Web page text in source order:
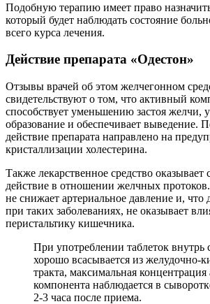
Подобную терапию имеет право
который будет наблюдать состояние
всего курса лечения.
Действие препарата «Одестон»
Отзывы врачей об этом желчегонном
свидетельствуют о том, что активный
способствует уменьшению застоя желчи,
образование и обеспечивает выведение.
действие препарата направлено на
кристаллизации холестерина.
Также лекарственное средство оказывает
действие в отношении желчных
не снижает артериальное давление и, что
при таких заболеваниях, не оказывает
перистальтику кишечника.
При употреблении таблеток внутрь
хорошо всасывается из желудочно-
тракта, максимальная концентрация
компонента наблюдается в
2-3 часа после приема.